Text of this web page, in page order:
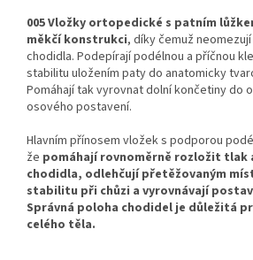
005 Vložky ortopedické s patním
měkčí konstrukci, díky čemuž
chodidla. Podepírají podélnou a příčnou
stabilitu uložením paty do anatomicky
Pomáhají tak vyrovnat dolní končetiny do
osového postavení.
Hlavním přínosem vložek s podporou
že pomáhají rovnoměrně rozložit tlak
chodidla, odlehčují přetěžovaným
stabilitu při chůzi a vyrovnávají
Správná poloha chodidel je důležitá
celého těla.